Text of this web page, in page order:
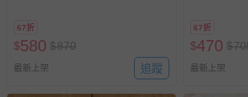
-接觸性孕哺產品（奶嘴、奶瓶、擠
帶束縛衣、餐搖椅等）。
67折
$580 $870
最新上架 追蹤
67折
$470 $
最新上架